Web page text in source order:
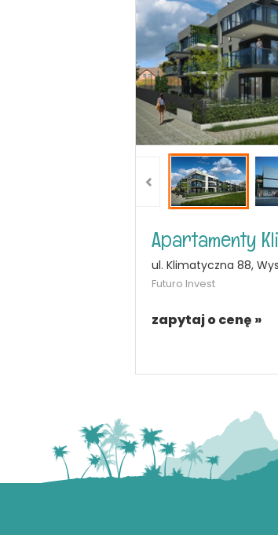
Apartamenty
ul. Klimatyczna 88,
Futuro Invest
zapytaj o cenę »